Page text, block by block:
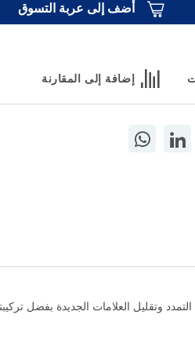
أضف إلى عربة التسوق
إضافة إلى المقارنة
وتقليل العلامات الجديدة بفضل تركيبته